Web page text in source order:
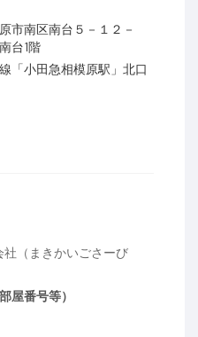
市南区南台５－１２－
台1階
「小田急相模原駅」北口
（まきかいごさーび
屋番号等）